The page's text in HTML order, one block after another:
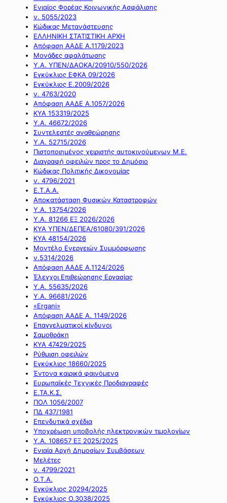
Ενιαίος Φορέας Κοινωνικής Ασφάλισης
ν. 5055/2023
Κώδικας Μετανάστευσης
ΕΛΛΗΝΙΚΗ ΣΤΑΤΙΣΤΙΚΗ ΑΡΧΗ
Απόφαση ΑΑΔΕ Α.1179/2023
Μονάδες αφαλάτωσης
Υ.Α. ΥΠΕΝ/ΔΑΟΚΑ/20910/550/2026
Εγκύκλιος ΕΦΚΑ 09/2026
Εγκύκλιος Ε.2009/2026
ν. 4763/2020
Απόφαση ΑΑΔΕ Α.1057/2026
ΚΥΑ 153319/2025
Υ.Α. 46672/2026
Συντελεστές αναθεώρησης
Υ.Α. 52715/2026
Πιστοποιημένος χειριστής αυτοκινούμενων Μ.Ε.
Διαγραφή οφειλών προς το Δημόσιο
Κώδικας Πολιτικής Δικονομίας
ν. 4796/2021
Ε.Τ.Α.Α.
Αποκατάσταση Φυσικών Καταστροφών
Υ.Α. 13754/2026
Υ.Α. 81266 ΕΞ 2026/2026
ΚΥΑ ΥΠΕΝ/ΔΕΠΕΑ/61080/391/2026
ΚΥΑ 48154/2026
Μοντέλο Ενεργειών Συμμόρφωσης
ν.5314/2026
Απόφαση ΑΑΔΕ Α.1124/2026
Έλεγχοι Επιθεώρησης Εργασίας
Υ.Α. 55635/2026
Υ.Α. 96681/2026
«Ergani»
Απόφαση ΑΑΔΕ Α. 1149/2026
Επαγγελματικοί κίνδυνοι
Σαμοθράκη
ΚΥΑ 47429/2025
Ρύθμιση οφειλών
Εγκύκλιος 18660/2025
Έντονα καιρικά φαινόμενα
Ευρωπαϊκές Τεχνικές Προδιαγραφές
Ε.ΤΑ.Κ.Σ.
ΠΟΛ 1056/2007
ΠΔ 437/1981
Επενδυτικά σχέδια
Υποχρέωση υποβολής ηλεκτρονικών τιμολογίων
Υ.Α. 108657 ΕΞ 2025/2025
Ενιαία Αρχή Δημοσίων Συμβάσεων
Μελέτες
ν. 4799/2021
Ο.Τ.Α.
Εγκύκλιος 20294/2025
Εγκύκλιος Ο.3038/2025